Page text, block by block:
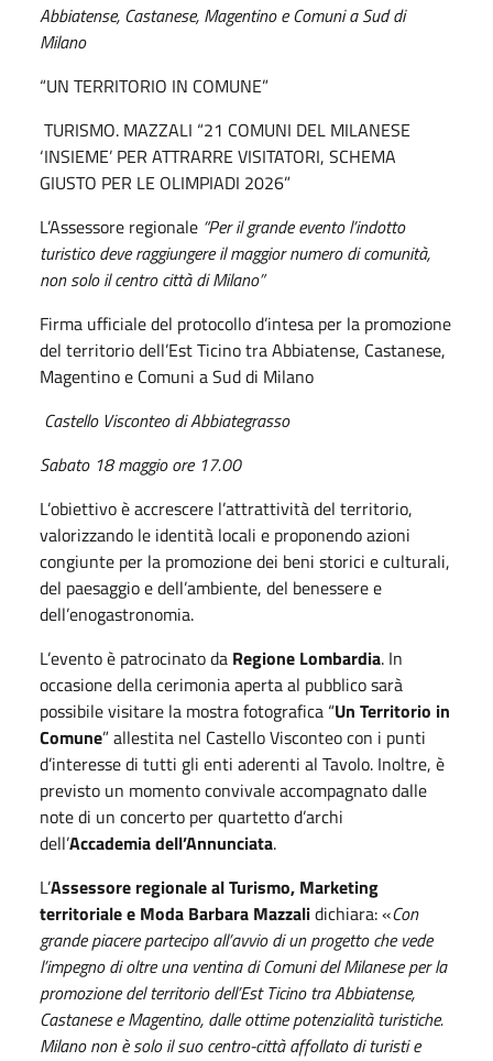
Abbiatense, Castanese, Magentino e Comuni a Sud di
Milano
“UN TERRITORIO IN COMUNE”
TURISMO. MAZZALI “21 COMUNI DEL MILANESE
‘INSIEME’ PER ATTRARRE VISITATORI, SCHEMA
GIUSTO PER LE OLIMPIADI 2026”
L’Assessore regionale “Per il grande evento l’indotto
turistico deve raggiungere il maggior numero di comunità,
non solo il centro città di Milano”
Firma ufficiale del protocollo d’intesa per la promozione
del territorio dell’Est Ticino tra Abbiatense, Castanese,
Magentino e Comuni a Sud di Milano
Castello Visconteo di Abbiategrasso
Sabato 18 maggio ore 17.00
L’obiettivo è accrescere l’attrattività del territorio,
valorizzando le identità locali e proponendo azioni
congiunte per la promozione dei beni storici e culturali,
del paesaggio e dell’ambiente, del benessere e
dell’enogastronomia.
L’evento è patrocinato da Regione Lombardia. In
occasione della cerimonia aperta al pubblico sarà
possibile visitare la mostra fotografica “Un Territorio in
Comune” allestita nel Castello Visconteo con i punti
d’interesse di tutti gli enti aderenti al Tavolo. Inoltre, è
previsto un momento convivale accompagnato dalle
note di un concerto per quartetto d’archi
dell’Accademia dell’Annunciata.
L’Assessore regionale al Turismo, Marketing
territoriale e Moda Barbara Mazzalidichiara: «Con
grande piacere partecipo all’avvio di un progetto che vede
l’impegno di oltre una ventina di Comuni del Milanese per la
promozione del territorio dell’Est Ticino tra Abbiatense,
Castanese e Magentino, dalle ottime potenzialità turistiche.
Milano non è solo il suo centro-città affollato di turisti e